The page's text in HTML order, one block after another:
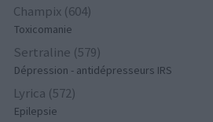
Champix (604)
Toxicomanie
Sertraline (579)
Dépression - antidépresseurs IRS
Lyrica (572)
Epilepsie